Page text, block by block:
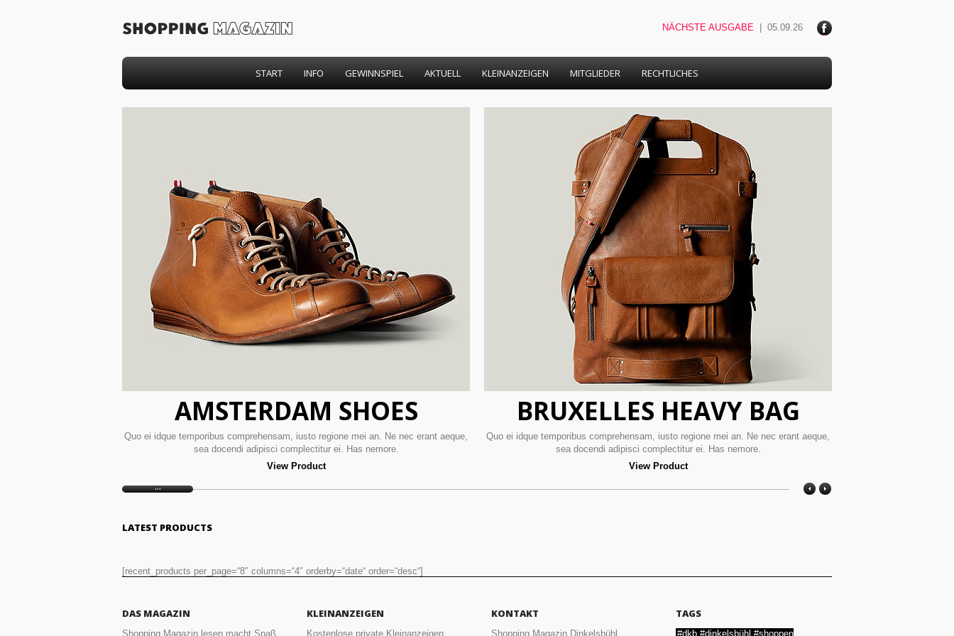
NÄCHSTE AUSGABE | 05.09.26
ace
k
START INFO GEWINNSPIEL AKTUELL KLEINANZEIGEN MITGLIEDER RECHTLICHES
AMSTERDAM SHOES
Quo ei idque temporibus comprehensam, iusto regione mei an. Ne nec erant aeque,
sea docendi adipisci complectitur ei. Has nemore.
View Product
BRUXELLES HEAVY BAG
Quo ei idque temporibus comprehensam, iusto regione mei an. Ne nec erant aeque,
sea docendi adipisci complectitur ei. Has nemore.
View Product
LATEST PRODUCTS
[recent_products per_page=“8″ columns=“4″ orderby=“date“ order=“desc“]
DAS MAGAZIN
Shopping Magazin lesen macht Spaß
KLEINANZEIGEN
Kostenlose private Kleinanzeigen,
KONTAKT
Shopping Magazin Dinkelsbühl
TAGS
#dkb #dinkelsbühl #shoppen